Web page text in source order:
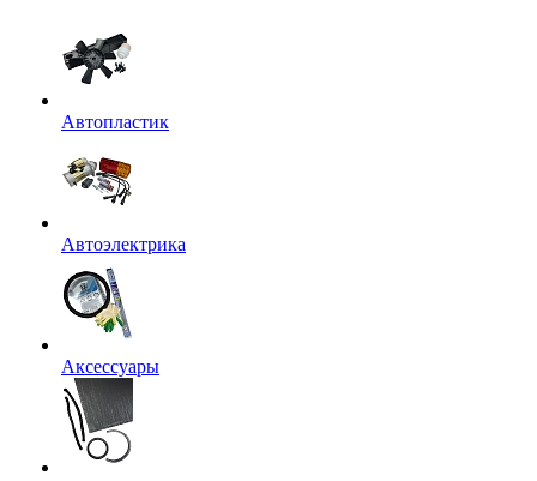
Автопластик
Автоэлектрика
Аксессуары